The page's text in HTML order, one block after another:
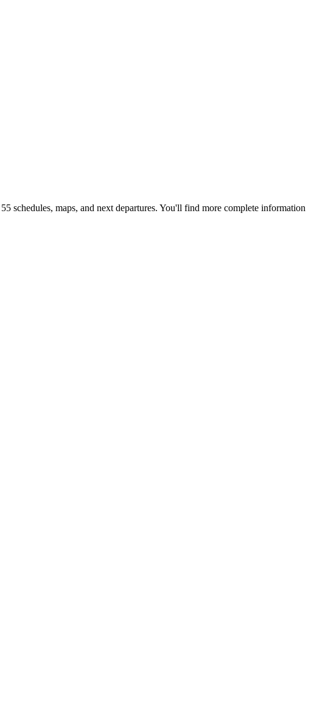
maps, and next departures. You'll find more complete information